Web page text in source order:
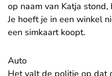
op naam van Katja
Je hoeft je in een winkel
een simkaart koopt.
Auto
Het valt de politie op dat